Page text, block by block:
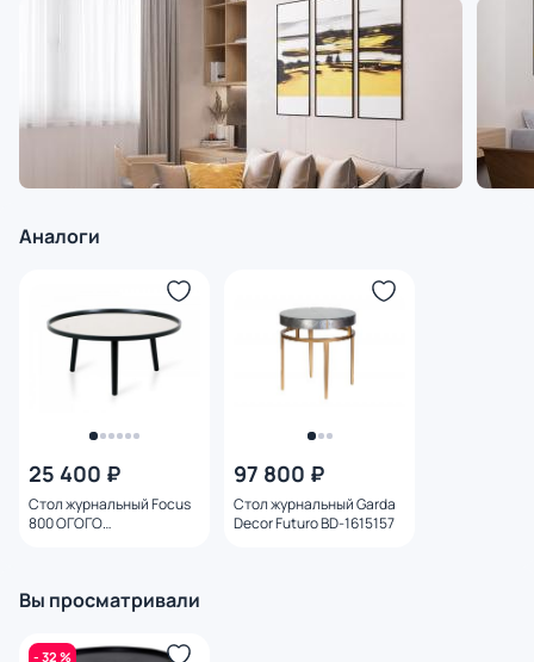
Аналоги
25 400 ₽
Стол журнальный Focus
800 ОГОГО
97 800 ₽
Стол журнальный Garda
Decor Futuro BD-1615157
Вы просматривали
- 32 %